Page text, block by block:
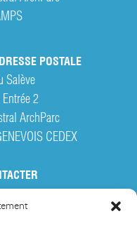
POSTALE
Salève
Entrée 2
ArchParc
CEDEX